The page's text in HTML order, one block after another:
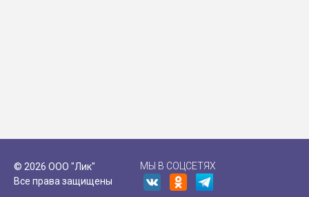
© 2026 ООО "Лик"
Все права защищены
МЫ В СОЦСЕТЯХ